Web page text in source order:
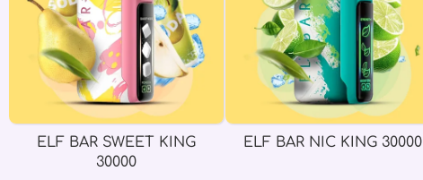
ELF BAR SWEET KING
30000
ELF BAR NIC KING 30000